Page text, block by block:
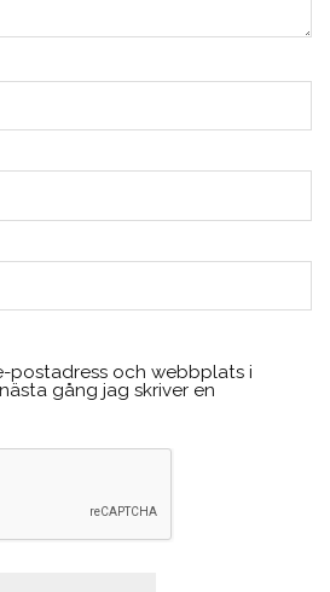
postadress och webbplats i
gång jag skriver en